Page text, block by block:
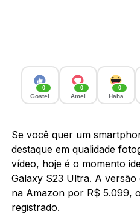
0
Gostei
0
Amei
0
Haha
Se você quer um
destaque em qualidade
vídeo, hoje é o momento
Galaxy S23 Ultra. A versão
na Amazon por R$ 5.099, o
registrado.